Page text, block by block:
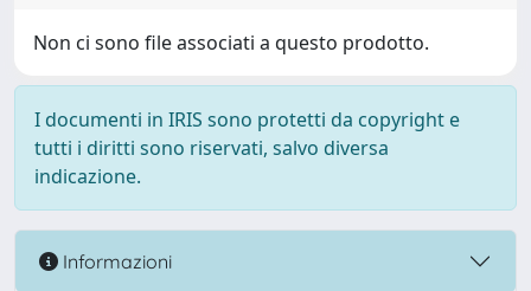
Non ci sono file associati a questo prodotto.
I documenti in IRIS sono protetti da copyright e
tutti i diritti sono riservati, salvo diversa
indicazione.
Informazioni